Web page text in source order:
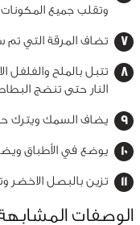
وتقلب جميع
تضاف المرقة التي
تتبل بالملح والفلفل
النار حتى تنضج
يضاف السمك ويترك
يوضع في الأطباق
تزين بالبصل الاخضر
الوصفات